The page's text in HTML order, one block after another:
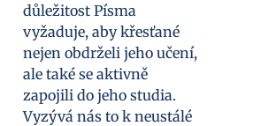
důležitost Písma
vyžaduje, aby křesťané
nejen obdrželi jeho učení,
ale také se aktivně
zapojili do jeho studia.
Vyzývá nás to k neustálé